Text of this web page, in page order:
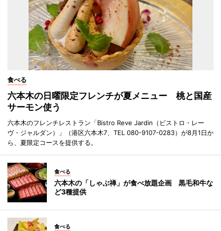
食べる
六本木の日曜限定フレンチが夏メニュー 桃と国産
サーモン使う
六本木のフレンチレストラン「Bistro Reve Jardin（ビストロ・レー
ヴ・ジャルダン）」（港区六本木7、TEL 080-9107-0283）が8月1日か
ら、夏限定コースを提供する。
食べる
六本木の「しゃぶ禅」が食べ放題企画 黒毛和牛な
ど3種提供
食べる